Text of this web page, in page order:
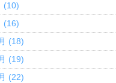
(10)
(16)
(18)
(19)
(22)